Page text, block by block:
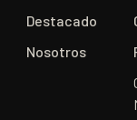
Destacado
Nosotros